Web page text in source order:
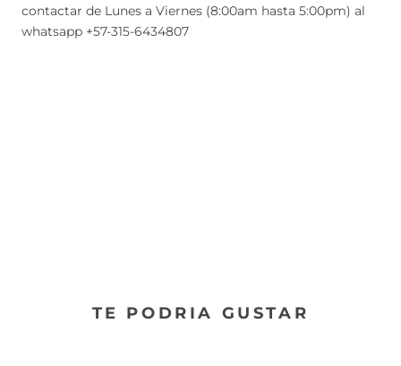
contactar de Lunes a Viernes (8:00am hasta 5:00pm) al
whatsapp +57-315-6434807
TE PODRIA GUSTAR